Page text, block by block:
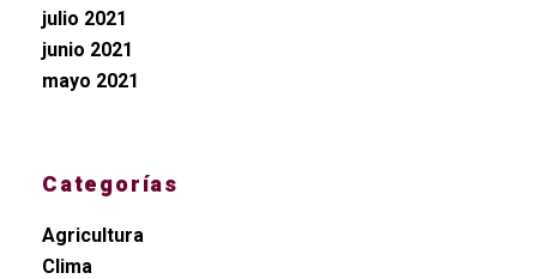
julio 2021
junio 2021
mayo 2021
Categorías
Agricultura
Clima